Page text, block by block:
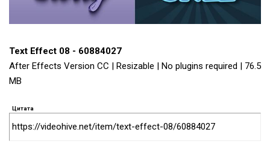
Text Effect 08 - 60884027
After Effects Version CC | Resizable | No plugins required | 76.5
MB
Цитата
https://videohive.net/item/text-effect-08/60884027